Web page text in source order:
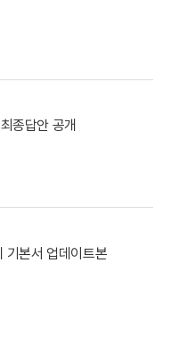
종답안 공개
기본서 업데이트본